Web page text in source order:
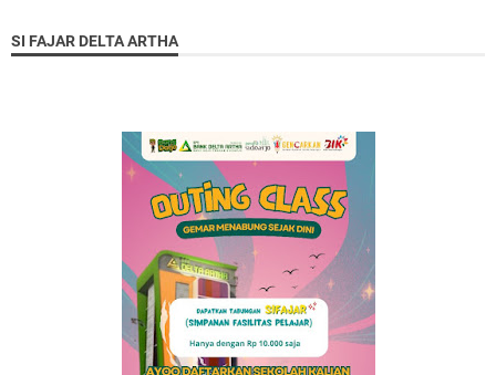
SI FAJAR DELTA ARTHA